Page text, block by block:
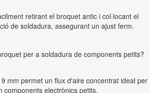
retirant el broquet antic i col·locant el
de soldadura, assegurant un ajust ferm.
per a soldadura de components petits?
mm permet un flux d'aire concentrat ideal per
components electrònics petits.